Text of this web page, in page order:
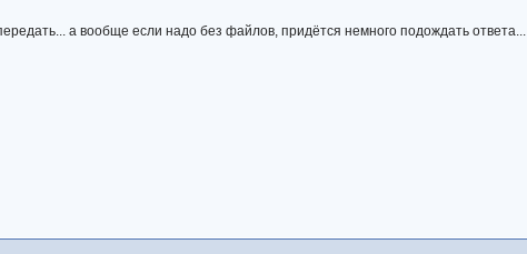
а вообще если надо без файлов, придётся немного подождать ответа...